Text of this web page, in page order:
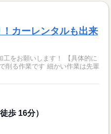
！カーレンタルも出来
いします！ 【具体的に
細かい作業は先輩
歩 16分）